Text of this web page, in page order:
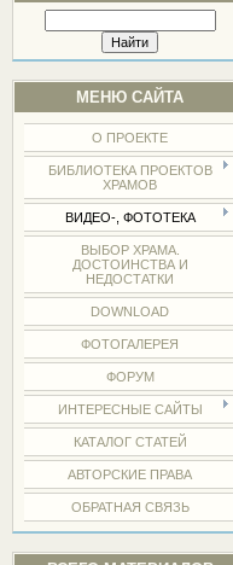
МЕНЮ САЙТА
О ПРОЕКТЕ
БИБЛИОТЕКА ПРОЕКТОВ
ХРАМОВ
ВИДЕО-, ФОТОТЕКА
ВЫБОР ХРАМА.
ДОСТОИНСТВА И
НЕДОСТАТКИ
DOWNLOAD
ФОТОГАЛЕРЕЯ
ФОРУМ
ИНТЕРЕСНЫЕ САЙТЫ
КАТАЛОГ СТАТЕЙ
АВТОРСКИЕ ПРАВА
ОБРАТНАЯ СВЯЗЬ